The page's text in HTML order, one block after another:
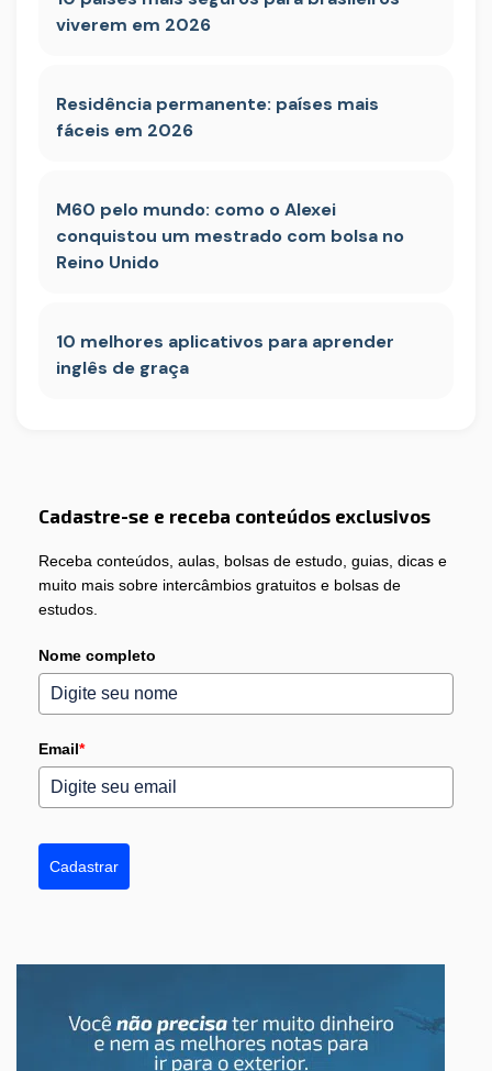
viverem em 2026
Residência permanente: países mais
fáceis em 2026
M60 pelo mundo: como o Alexei
conquistou um mestrado com bolsa no
Reino Unido
10 melhores aplicativos para aprender
inglês de graça
Cadastre-se e receba conteúdos exclusivos
Receba conteúdos, aulas, bolsas de estudo, guias, dicas e
muito mais sobre intercâmbios gratuitos e bolsas de
estudos.
Nome completo
Email*
Cadastrar